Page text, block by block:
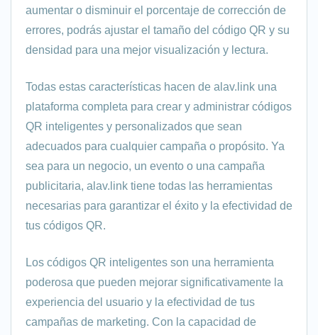
aumentar o disminuir el porcentaje de corrección de
errores, podrás ajustar el tamaño del código QR y su
densidad para una mejor visualización y lectura.
Todas estas características hacen de alav.link una
plataforma completa para crear y administrar códigos
QR inteligentes y personalizados que sean
adecuados para cualquier campaña o propósito. Ya
sea para un negocio, un evento o una campaña
publicitaria, alav.link tiene todas las herramientas
necesarias para garantizar el éxito y la efectividad de
tus códigos QR.
Los códigos QR inteligentes son una herramienta
poderosa que pueden mejorar significativamente la
experiencia del usuario y la efectividad de tus
campañas de marketing. Con la capacidad de